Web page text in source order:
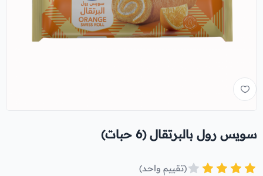
سويس رول بالبرتقال (6 حبات)
(تقييم واحد)